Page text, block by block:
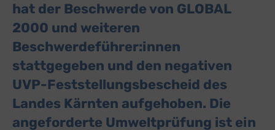
hat der Beschwerde von GLOBAL
2000 und weiteren
Beschwerdeführer:innen
stattgegeben und den negativen
UVP-Feststellungsbescheid des
Landes Kärnten aufgehoben. Die
angeforderte Umweltprüfung ist ein